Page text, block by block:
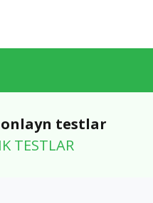
testlar
TESTLAR